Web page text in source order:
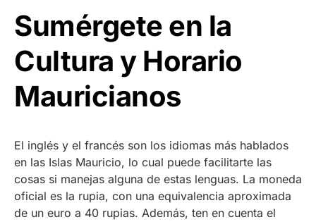
Sumérgete en la
Cultura y Horario
Mauricianos
El inglés y el francés son los idiomas más hablados
en las Islas Mauricio, lo cual puede facilitarte las
cosas si manejas alguna de estas lenguas. La moneda
oficial es la rupia, con una equivalencia aproximada
de un euro a 40 rupias. Además, ten en cuenta el